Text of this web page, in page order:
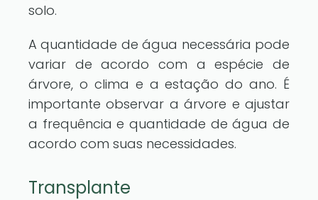
solo.
A quantidade de água necessária pode
variar de acordo com a espécie de
árvore, o clima e a estação do ano. É
importante observar a árvore e ajustar
a frequência e quantidade de água de
acordo com suas necessidades.
Transplante